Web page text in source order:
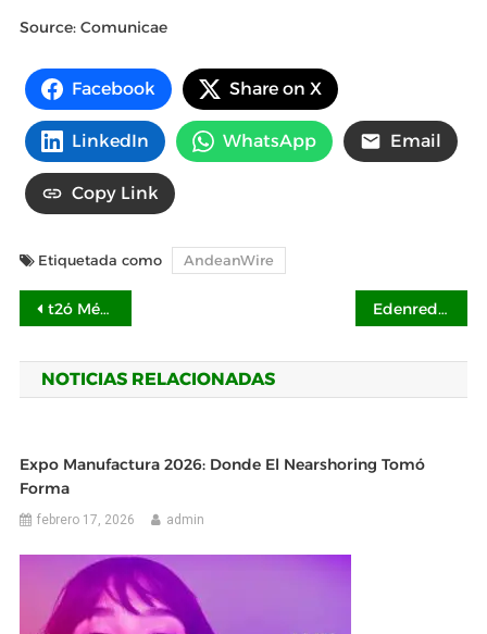
Source: Comunicae
Facebook Share on X
LinkedIn WhatsApp Email
Copy Link
Etiquetada como AndeanWire
Navegación
de
entradas
t2ó México es un Great Place to Work® para mujeres Edenred: Incrementa el valor del salario de los empleados con vales de despensa
NOTICIAS RELACIONADAS
Expo Manufactura 2026: Donde El Nearshoring Tomó
Forma
febrero 17, 2026 admin